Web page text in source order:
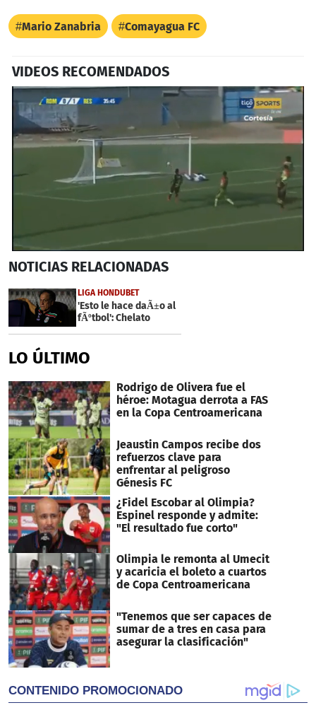
Mario Zanabria Comayagua FC
VIDEOS RECOMENDADOS
seconds
1
minute,
seconds
NOTICIAS RELACIONADAS
LIGA HONDUBET
'Esto le hace daÃ±o al
fÃºtbol': Chelato
LO ÚLTIMO
Rodrigo de Olivera fue el
héroe: Motagua derrota a FAS
en la Copa Centroamericana
Jeaustin Campos recibe dos
refuerzos clave para
enfrentar al peligroso
Génesis FC
¿Fidel Escobar al Olimpia?
Espinel responde y admite:
"El resultado fue corto"
Olimpia le remonta al Umecit
y acaricia el boleto a cuartos
de Copa Centroamericana
"Tenemos que ser capaces de
sumar de a tres en casa para
asegurar la clasificación"